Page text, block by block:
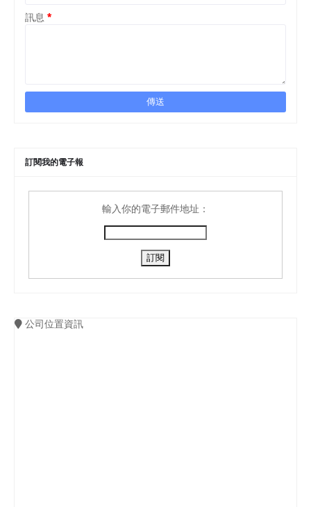
訊息 *
訂閱我的電子報
輸入你的電子郵件地址：
公司位置資訊